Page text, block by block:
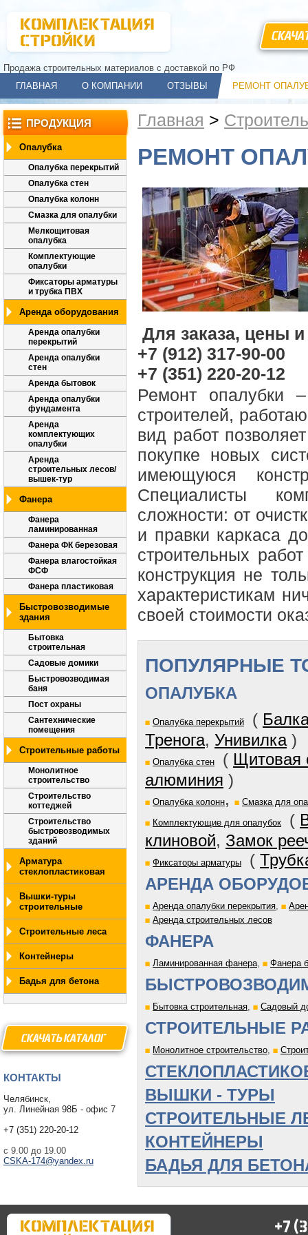
Продажа строительных материалов с доставкой по РФ
ГЛАВНАЯ О КОМПАНИИ ОТЗЫВЫ РЕМОНТ
ПРОДУКЦИЯ
Опалубка
Опалубка перекрытий
Опалубка стен
Опалубка колонн
Смазка для опалубки
Мелкощитовая
опалубка
Комплектующие
опалубки
Фиксаторы арматуры
и трубка ПВХ
Аренда оборудования
Аренда опалубки
перекрытий
Аренда опалубки
стен
Аренда бытовок
Аренда опалубки
фундамента
Аренда
комплектующих
опалубки
Аренда
строительных лесов/
вышек-тур
Фанера
Фанера
ламинированная
Фанера ФК березовая
Фанера влагостойкая
ФСФ
Фанера пластиковая
Быстровозводимые
здания
Бытовка
строительная
Садовые домики
Быстровозводимая
баня
Пост охраны
Сантехнические
помещения
Строительные работы
Монолитное
строительство
Строительство
коттеджей
Строительство
быстровозводимых
зданий
Арматура
стеклопластиковая
Вышки-туры
строительные
Строительные леса
Контейнеры
Бадья для бетона
СКАЧАТЫ КАТАЛОГ
КОНТАКТЫ
Челябинск,
ул. Линейная 98Б - офис 7
+7 (351) 220-20-12
с 9.00 до 19.00
CSKA-174@yandex.ru
Главная >
РЕМОНТ
Для заказа, цены
+7 (912) 317-90-00
+7 (351) 220-20-12
Ремонт опалубки
строителей,
вид работ
покупке новых
имеющуюся
Специалисты
сложности: от
и правки каркаса
строительных
конструкция не
характеристикам
своей стоимости
ПОПУЛЯРНЫЕ
ОПАЛУБКА
Опалубка перекрытий (
Тренога, Унивилка)
Опалубка стен ( Щитовая
алюминия )
Опалубка колонн,
Смазка для
Комплектующие для опалубок
(
клиновой, Замок
Фиксаторы арматуры (
АРЕНДА
Аренда опалубки перекрытия,
Аренда строительных лесов
ФАНЕРА
Ламинированная фанера, Фанера
Бытовка строительная, Садовый
СТРОИТЕЛЬНЫЕ
Монолитное строительство,
ВЫШКИ - ТУРЫ
СТРОИТЕЛЬНЫЕ
КОНТЕЙНЕРЫ
БАДЬЯ ДЛЯ
+7